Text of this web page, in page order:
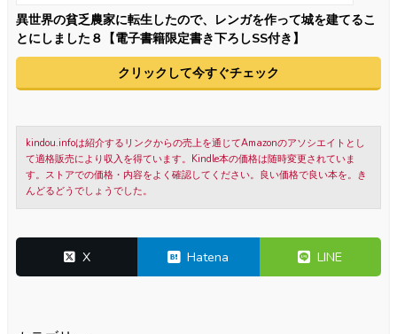
異世界の貧乏農家に転生したので、レンガを作って城を建てるこ
とにしました８【電子書籍限定書き下ろしSS付き】
クリックして今すぐチェック
kindou.infoは紹介するリンクからの売上を通じてAmazonのアソシエイトとし
て適格販売により収入を得ています。Kindle本の価格は随時変更されていま
す。ストアでの価格・内容をよく確認してください。良い価格で良い本を。き
んどるどうでしょうでした。
X Hatena LINE